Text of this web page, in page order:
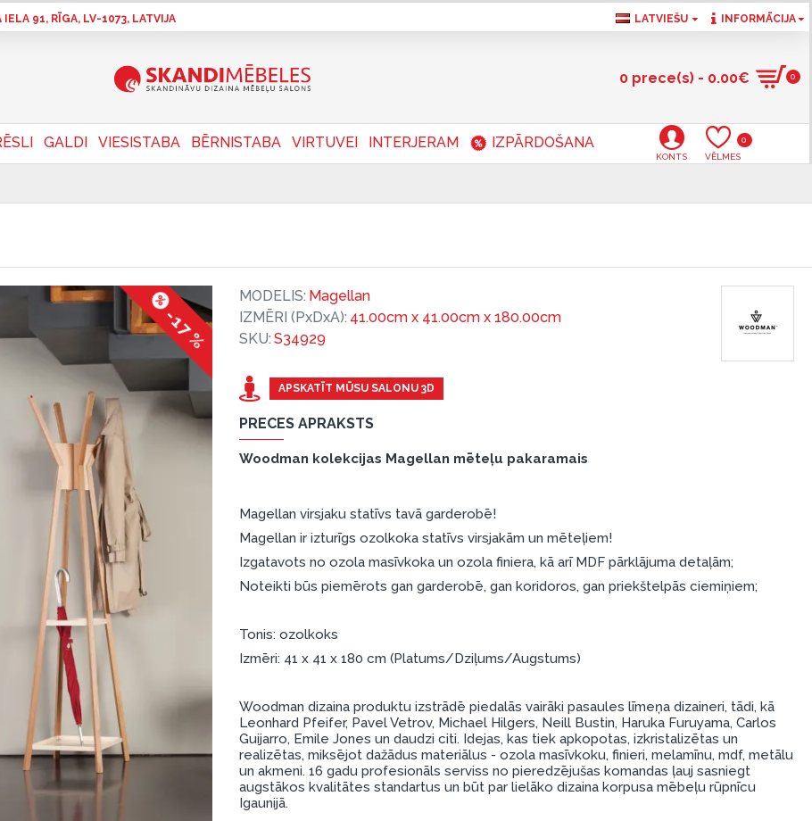
IELA 91, RĪGA, LV-1073, LATVIJA LATVIEŠU INFORMĀCIJA
0 prece(s) - 0.00€ 0
GALDI VIESISTABA BĒRNISTABA VIRTUVEI INTERJERAM IZPĀRDOŠANA
KONTS VĒLMES
0
-17 %
APSKATĪT MŪSU SALONU 3D
PRECES APRAKSTS
Woodman kolekcijas Magellan mēteļu pakaramais
Magellan virsjaku statīvs tavā garderobē!
Magellan ir izturīgs ozolkoka statīvs virsjakām un mēteļiem!
Izgatavots no ozola masīvkoka un ozola finiera, kā arī MDF pārklājuma detaļām;
Noteikti būs piemērots gan garderobē, gan koridoros, gan priekštelpās ciemiņiem;
Tonis: ozolkoks
Izmēri: 41 x 41 x 180 cm (Platums/Dziļums/Augstums)
Woodman dizaina produktu izstrādē piedalās vairāki pasaules līmeņa dizaineri, tādi, kā
Leonhard Pfeifer, Pavel Vetrov, Michael Hilgers, Neill Bustin, Haruka Furuyama, Carlos
Guijarro, Emile Jones un daudzi citi. Idejas, kas tiek apkopotas, izkristalizētas un
realizētas, miksējot dažādus materiālus - ozola masīvkoku, finieri, melamīnu, mdf, metālu
un akmeni. 16 gadu profesionāls serviss no pieredzējušas komandas ļauj sasniegt
augstākos kvalitātes standartus un būt par lielāko dizaina korpusa mēbeļu rūpnīcu
Igaunijā.
MODELIS: Magellan
IZMĒRI (PxDxA): 41.00cm x 41.00cm x 180.00cm
SKU: S34929